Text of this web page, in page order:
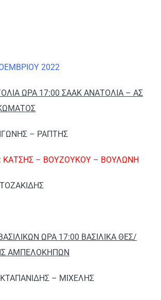
2022
ΩΡΑ 17:00 ΣΑΑΚ ΑΝΑΤΟΛΙΑ – ΑΣ
– ΡΑΠΤΗΣ
ΚΑΤΣΗΣ – ΒΟΥΖΟΥΚΟΥ – ΒΟΥΛΩΝΗ
ΩΡΑ 17:00 ΒΑΣΙΛΙΚΑ ΘΕΣ/
ΑΜΠΕΛΟΚΗΠΩΝ
– ΜΙΧΕΛΗΣ